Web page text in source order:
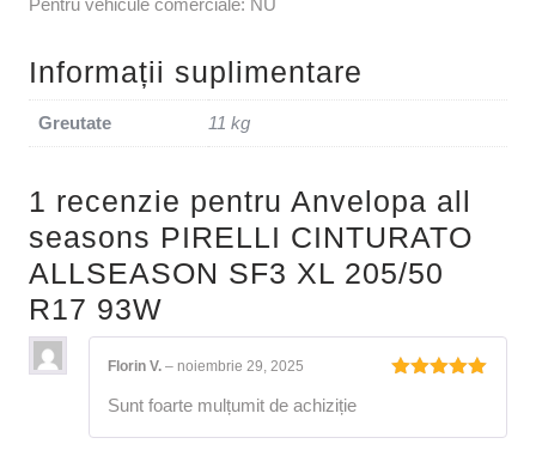
Pentru vehicule comerciale: NU
Informații suplimentare
Greutate 11 kg
1 recenzie pentru Anvelopa all
seasons PIRELLI CINTURATO
ALLSEASON SF3 XL 205/50
R17 93W
Florin V. – noiembrie 29, 2025
Sunt foarte mulțumit de achiziție